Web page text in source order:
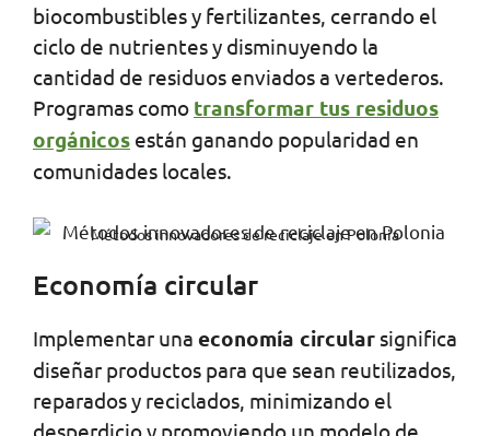
biocombustibles y fertilizantes, cerrando el
ciclo de nutrientes y disminuyendo la
cantidad de residuos enviados a vertederos.
Programas como transformar tus residuos
orgánicos están ganando popularidad en
comunidades locales.
Métodos innovadores de reciclaje en Polonia
Economía circular
Implementar una economía circular significa
diseñar productos para que sean reutilizados,
reparados y reciclados, minimizando el
desperdicio y promoviendo un modelo de